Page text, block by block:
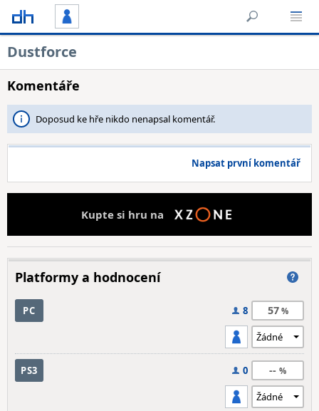
Dustforce
Komentáře
Doposud ke hře nikdo nenapsal komentář.
Napsat první komentář
Kupte si hru na
Platformy a hodnocení
PC 8 57
PS3 0 --